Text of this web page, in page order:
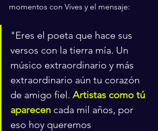
momentos con Vives y el mensaje:
"Eres el poeta que hace sus
versos con la tierra mía. Un
músico extraordinario y más
extraordinario aún tu corazón
de amigo fiel. Artistas como tú
aparecen cada mil años, por
eso hoy queremos